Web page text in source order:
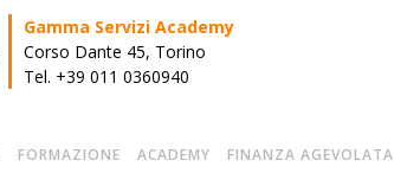
Gamma Servizi Academy
Corso Dante 45, Torino
Tel. +39 011 0360940
FORMAZIONE ACADEMY FINANZA AGEVOLATA